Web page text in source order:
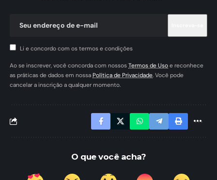
Li e concordo com os termos e condições
Ao se inscrever, você concorda com nossosTermos de Usoe reconhece
as práticas de dados em nossaPolítica de Privacidade. Você pode
cancelar a inscrição a qualquer momento.
O que você acha?